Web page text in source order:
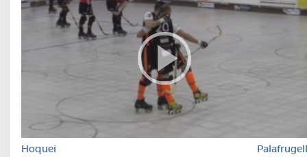
Hoquei Palafrugell